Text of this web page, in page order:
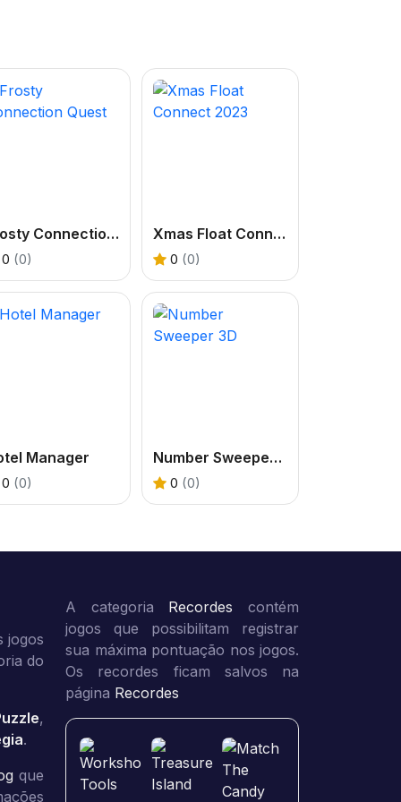
Frosty Connection Quest
(0)
Xmas Float Connect 2023
0 (0)
Manager
(0)
Number Sweeper 3D
0 (0)
jogos
do
,
.
que
A categoria Recordes contém
jogos que possibilitam registrar
sua máxima pontuação nos jogos.
Os recordes ficam salvos na
página Recordes